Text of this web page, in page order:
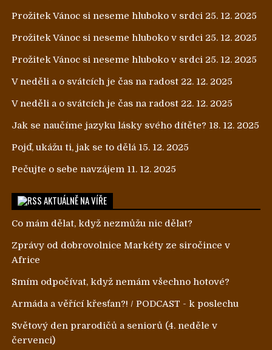
Prožitek Vánoc si neseme hluboko v srdci 25. 12. 2025
Prožitek Vánoc si neseme hluboko v srdci 25. 12. 2025
Prožitek Vánoc si neseme hluboko v srdci 25. 12. 2025
V neděli a o svátcích je čas na radost 22. 12. 2025
V neděli a o svátcích je čas na radost 22. 12. 2025
Jak se naučíme jazyku lásky svého dítěte? 18. 12. 2025
Pojď, ukážu ti, jak se to dělá 15. 12. 2025
Pečujte o sebe navzájem 11. 12. 2025
AKTUÁLNĚ NA VÍŘE
Co mám dělat, když nezmůžu nic dělat?
Zprávy od dobrovolnice Markéty ze siročince v
Africe
Smím odpočívat, když nemám všechno hotové?
Armáda a věřící křesťan?! / PODCAST - k poslechu
Světový den prarodičů a seniorů (4. neděle v
červenci)